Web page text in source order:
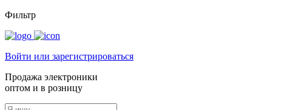
Фильтр
Войти или зарегистрироваться
Продажа электроники
оптом и в розницу